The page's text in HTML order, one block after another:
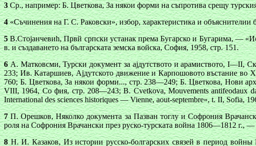
3Ср., например: Б. Цветкова, За някои форми на съпротива срещу
4«Съчинения на Г. С. Раковски», избор, характеристика и
5В.Стоjанчевиh, Првй српски устанак према Бугарско и Бугарима, —
в. и създаването на българската земска войска, София, 1958, стр. 151.
6А. Матковсми, Турски документ за аjдутството и арамиството, I—II,
233; Ив. Катаршиев, Аjдутското движение и Карпошовото въстание во
760; Б. Цветкова, За някои форми..., стр. 238—249; Б. Цветкова, Нови
VIII, 1964, Со фия, стр. 208—243; В. Cvetkova, Mouvements antifeodaux
International des sciences historiques — Vienne, aout-septembre», t. II, Sofia,
7П. Орешков, Няколко документа за Пазван тоглу и Софрония
роля на Софрония Врачански през руско-турската война 1806—1812
8Н. И. Казаков, Из истории русско-болгарских связей в период